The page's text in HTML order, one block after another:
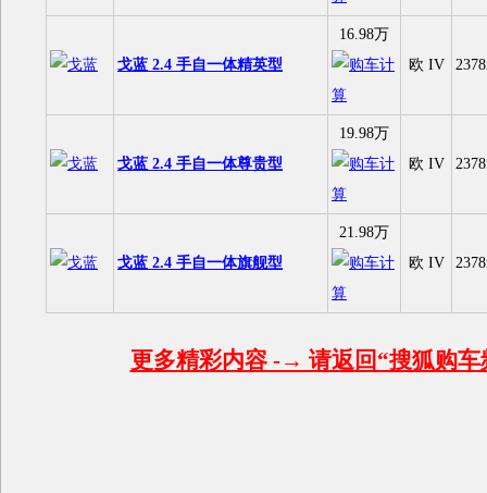
戈蓝 2.4 手自一体精英型
16.98万
欧 IV
戈蓝 2.4 手自一体尊贵型
19.98万
欧 IV
戈蓝 2.4 手自一体旗舰型
21.98万
欧 IV
更多精彩内容 -→ 请返回“搜狐购车